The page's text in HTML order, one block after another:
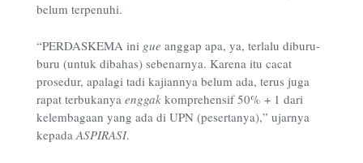
belum terpenuhi.
“PERDASKEMA ini gue anggap apa, ya, terlalu diburu-
buru (untuk dibahas) sebenarnya. Karena itu cacat
prosedur, apalagi tadi kajiannya belum ada, terus juga
rapat terbukanya enggak komprehensif 50% + 1 dari
kelembagaan yang ada di UPN (pesertanya),” ujarnya
kepada ASPIRASI.